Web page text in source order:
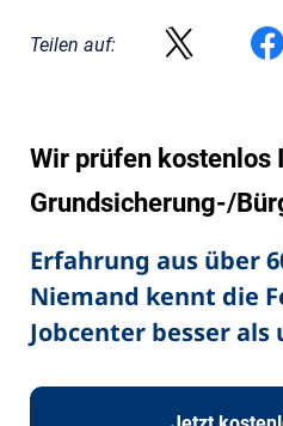
Teilen auf:
Wir prüfen kostenlos
Grundsicherung-/
Erfahrung aus über
Niemand kennt die
Jobcenter besser